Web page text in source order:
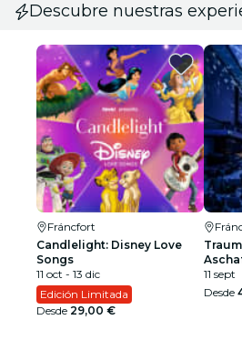
Descubre nuestras
Fráncfort
Candlelight: Disney Love
Songs
11 oct - 13 dic
Edición Limitada
Desde 29,00 €
11 sept
Desde